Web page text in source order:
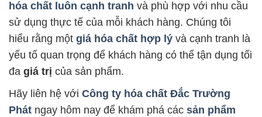
hóa chất luôn cạnh tranh và phù hợp với nhu cầu
sử dụng thực tế của mỗi khách hàng. Chúng tôi
hiểu rằng một giá hóa chất hợp lý và cạnh tranh là
yếu tố quan trọng để khách hàng có thể tận dụng tối
đa giá trị của sản phẩm.
Hãy liên hệ với Công ty hóa chất Đắc Trường
Phát ngay hôm nay để khám phá các sản phẩm